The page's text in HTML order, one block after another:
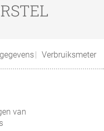
Verbruiksmeter
van